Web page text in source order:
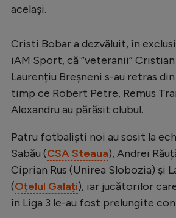
Natație
Formula 1
Gimnastică
Rugby
Ciclism
Alte sporturi
JO 2024
același.
Cristi Bobar a dezvăluit, în
iAM Sport, că ”veteranii”
Laurențiu Breșneni s-au retras
timp ce Robert Petre, Remus
Alexandru au părăsit clubul.
Patru fotbaliști noi au sosit la
Sabău (CSA Steaua), Andrei
Ciprian Rus (Unirea Slobozia) și
(Oțelul Galați), iar jucătorilor
în Liga 3 le-au fost prelungite